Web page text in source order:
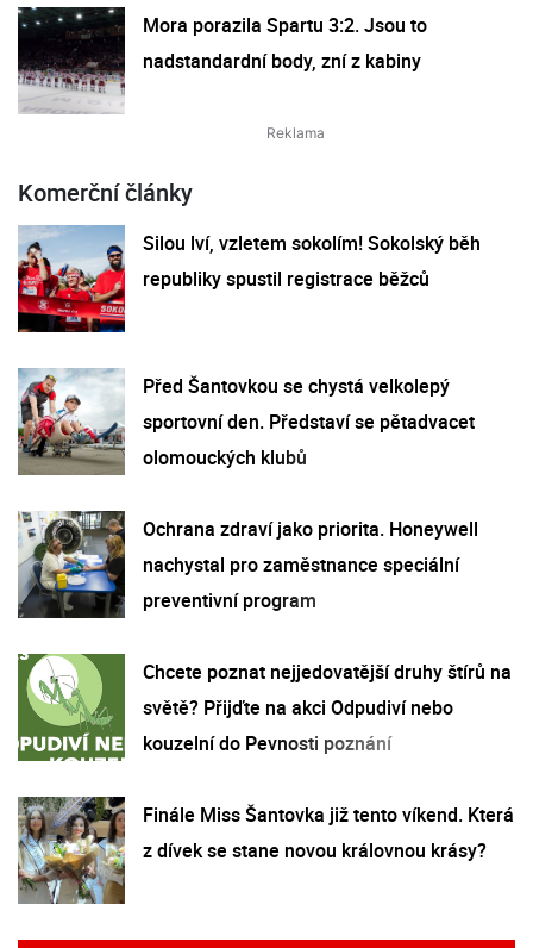
Mora porazila Spartu 3:2. Jsou to
nadstandardní body, zní z kabiny
Komerční články
Silou lví, vzletem sokolím! Sokolský běh
republiky spustil registrace běžců
Před Šantovkou se chystá velkolepý
sportovní den. Představí se pětadvacet
olomouckých klubů
Ochrana zdraví jako priorita. Honeywell
nachystal pro zaměstnance speciální
preventivní program
Chcete poznat nejjedovatější druhy štírů na
světě? Přijďte na akci Odpudiví nebo
kouzelní do Pevnosti poznání
Finále Miss Šantovka již tento víkend. Která
z dívek se stane novou královnou krásy?